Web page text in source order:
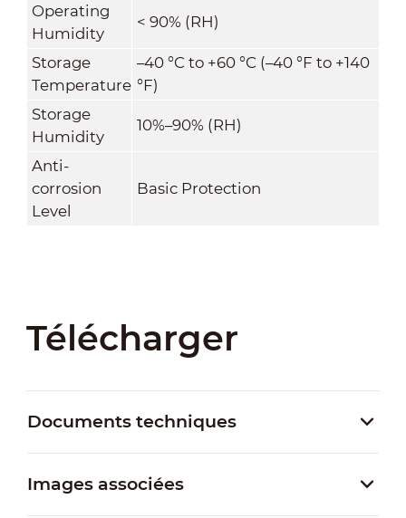
Operating
Humidity
< 90% (RH)
Storage
Temperature
–40 °C to +60 °C (–40 °F to +140
°F)
Storage
Humidity
10%–90% (RH)
Anti-
corrosion
Level
Basic Protection
Télécharger
Documents techniques
Images associées